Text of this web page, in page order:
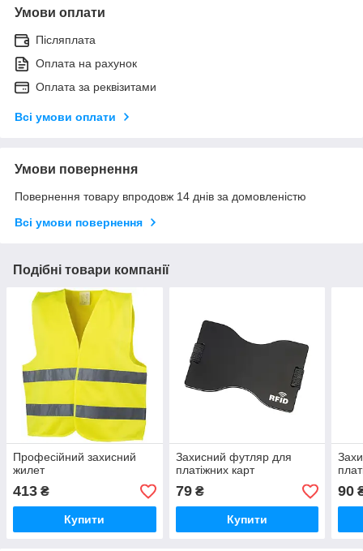
Умови оплати
Післяплата
Оплата на рахунок
Оплата за реквізитами
Всі умови оплати
Умови повернення
Повернення товару впродовж 14 днів за домовленістю
Всі умови повернення
Подібні товари компанії
Професійний захисний
жилет
413 ₴
Купити
Захисний футляр для
платіжних карт
79₴
Купити
90